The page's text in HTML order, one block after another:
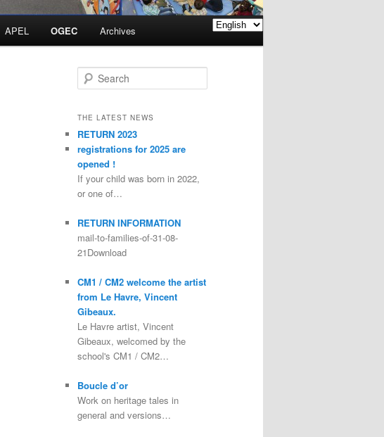
APEL OGEC Archives
Search
THE LATEST NEWS
RETURN 2023
registrations for 2025 are
opened !
If your child was born in 2022,
or one of…
RETURN INFORMATION
mail-to-families-of-31-08-
21Download
CM1 / CM2 welcome the artist
from Le Havre, Vincent
Gibeaux.
Le Havre artist, Vincent
Gibeaux, welcomed by the
school's CM1 / CM2…
Boucle d’or
Work on heritage tales in
general and versions…